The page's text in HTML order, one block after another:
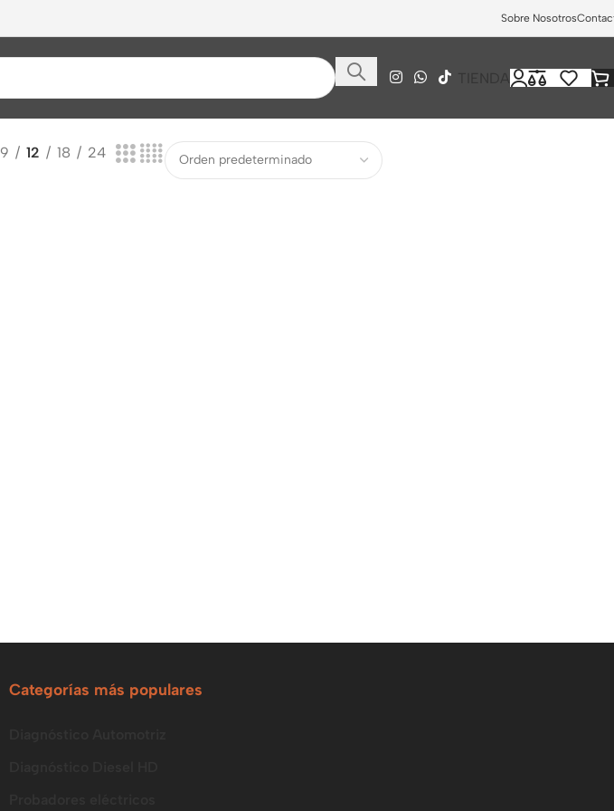
Sobre Nosotros
TIENDA
9 12 18 24
Categorías más populares